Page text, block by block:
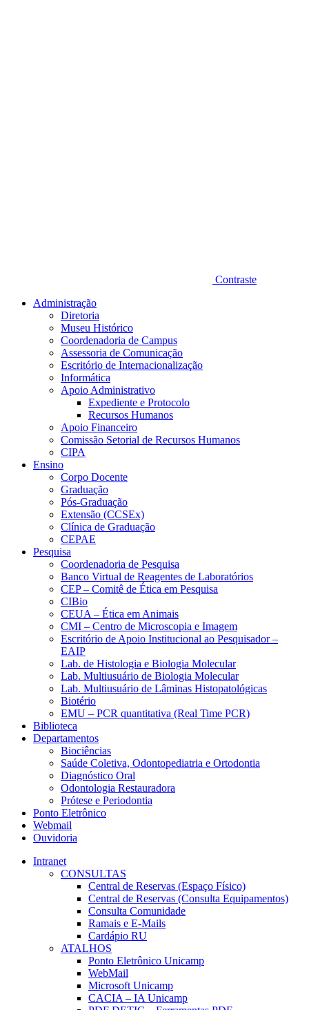
Contraste
Administração
Diretoria
Museu Histórico
Coordenadoria de Campus
Assessoria de Comunicação
Escritório de Internacionalização
Informática
Apoio Administrativo
Expediente e Protocolo
Recursos Humanos
Apoio Financeiro
Comissão Setorial de Recursos Humanos
CIPA
Ensino
Corpo Docente
Graduação
Pós-Graduação
Extensão (CCSEx)
Clínica de Graduação
CEPAE
Pesquisa
Coordenadoria de Pesquisa
Banco Virtual de Reagentes de Laboratórios
CEP – Comitê de Ética em Pesquisa
CIBio
CEUA – Ética em Animais
CMI – Centro de Microscopia e Imagem
Escritório de Apoio Institucional ao Pesquisador –
EAIP
Lab. de Histologia e Biologia Molecular
Lab. Multiusuário de Biologia Molecular
Lab. Multiusuário de Lâminas Histopatológicas
Biotério
EMU – PCR quantitativa (Real Time PCR)
Biblioteca
Departamentos
Biociências
Saúde Coletiva, Odontopediatria e Ortodontia
Diagnóstico Oral
Odontologia Restauradora
Prótese e Periodontia
Ponto Eletrônico
Webmail
Ouvidoria
Intranet
CONSULTAS
Central de Reservas (Espaço Físico)
Central de Reservas (Consulta Equipamentos)
Consulta Comunidade
Ramais e E-Mails
Cardápio RU
ATALHOS
Ponto Eletrônico Unicamp
WebMail
Microsoft Unicamp
CACIA – IA Unicamp